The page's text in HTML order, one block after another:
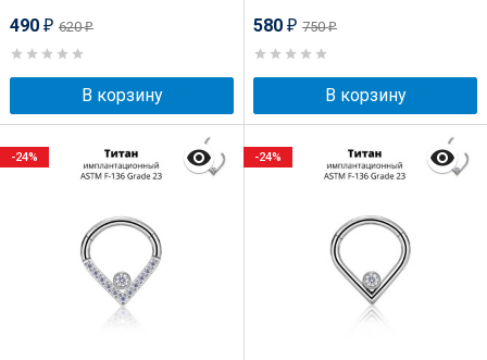
490 ₽ 620₽
В корзину
580 ₽ 750₽
В корзину
-24% -24%